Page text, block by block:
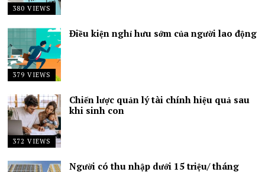
380 VIEWS
379 VIEWS
Điều kiện nghỉ hưu sớm của người lao động
372 VIEWS
Chiến lược quản lý tài chính hiệu quả sau
khi sinh con
Người có thu nhập dưới 15 triệu/ tháng